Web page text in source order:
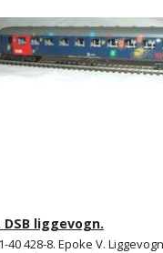
DSB liggevogn.
40 428-8. Epoke V.